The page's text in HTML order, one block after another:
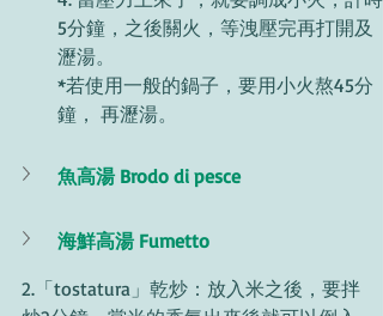
5分鐘，之後關火，等洩壓完再打開及
瀝湯。
*若使用一般的鍋子，要用小火熬45分
鐘， 再瀝湯。
魚高湯 Brodo di pesce
海鮮高湯 Fumetto
2.「tostatura」乾炒：放入米之後，要拌